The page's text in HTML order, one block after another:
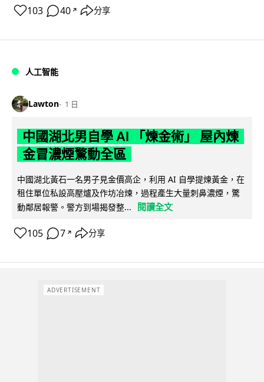
103 40 ↗ 分享
人工智能
Lawton 1 日
中國湖北男自學 AI 「煉金術」 屋內煉
金冒濃煙驚動全區
中國湖北黃石一名男子見金價高企，利用 AI 自學提煉黃金，在
租住單位私設高壓爐及作坊冶煉，過程產生大量刺鼻濃煙，驚
動鄰居報警。警方到場揭發整...
閱讀全文
105 7 ↗ 分享
ADVERTISEMENT